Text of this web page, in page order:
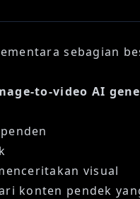
sebagian
to-video AI
visual
konten pendek